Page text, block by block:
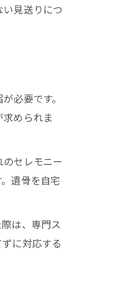
見送りにつ
必要です。
められま
セレモニー
遺骨を自宅
は、専門ス
に対応する